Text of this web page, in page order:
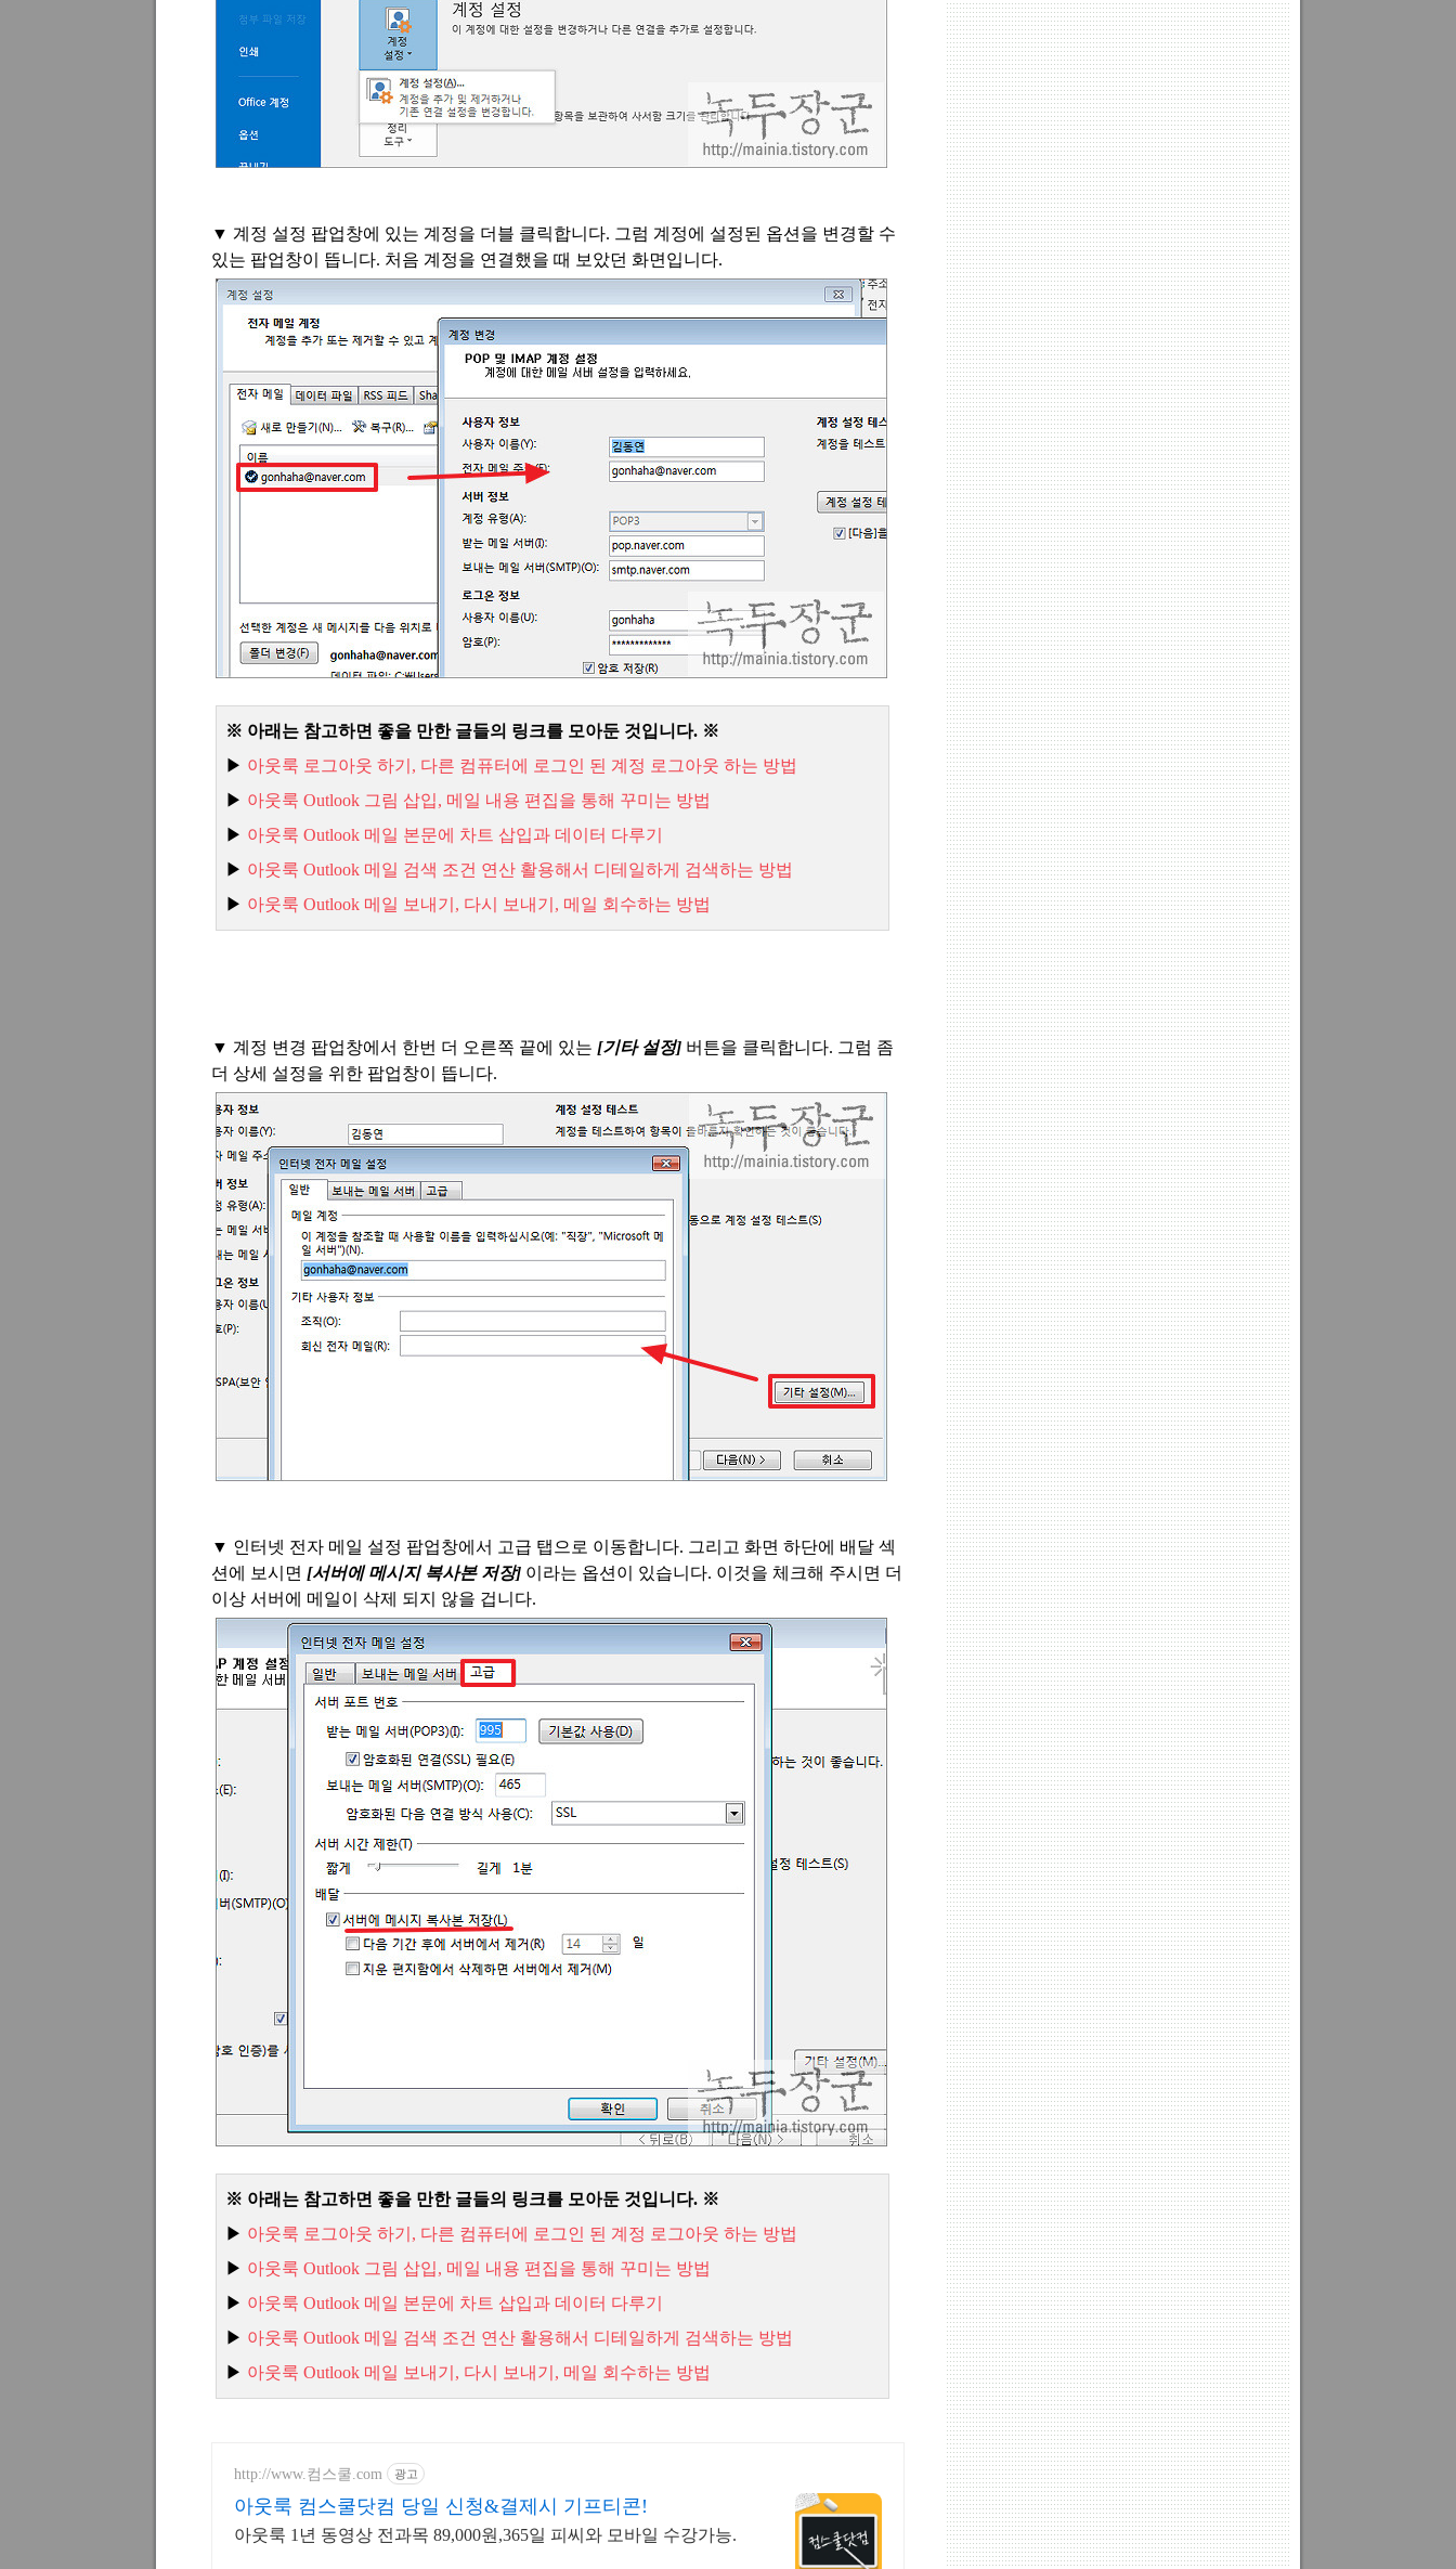
▼ 계정 설정 팝업창에 있는 계정을 더블 클릭합니다. 그럼 계정에 설정된 옵션을 변경할 수
있는 팝업창이 뜹니다. 처음 계정을 연결했을 때 보았던 화면입니다.
※ 아래는 참고하면 좋을 만한 글들의 링크를 모아둔 것입니다. ※
▶ 아웃룩 로그아웃 하기, 다른 컴퓨터에 로그인 된 계정 로그아웃 하는 방법
▶ 아웃룩 Outlook 그림 삽입, 메일 내용 편집을 통해 꾸미는 방법
▶ 아웃룩 Outlook 메일 본문에 차트 삽입과 데이터 다루기
▶ 아웃룩 Outlook 메일 검색 조건 연산 활용해서 디테일하게 검색하는 방법
▶ 아웃룩 Outlook 메일 보내기, 다시 보내기, 메일 회수하는 방법
▼ 계정 변경 팝업창에서 한번 더 오른쪽 끝에 있는 [기타 설정] 버튼을 클릭합니다. 그럼 좀
더 상세 설정을 위한 팝업창이 뜹니다.
▼ 인터넷 전자 메일 설정 팝업창에서 고급 탭으로 이동합니다. 그리고 화면 하단에 배달 섹
션에 보시면 [서버에 메시지 복사본 저장] 이라는 옵션이 있습니다. 이것을 체크해 주시면 더
이상 서버에 메일이 삭제 되지 않을 겁니다.
※ 아래는 참고하면 좋을 만한 글들의 링크를 모아둔 것입니다. ※
▶ 아웃룩 로그아웃 하기, 다른 컴퓨터에 로그인 된 계정 로그아웃 하는 방법
▶ 아웃룩 Outlook 그림 삽입, 메일 내용 편집을 통해 꾸미는 방법
▶ 아웃룩 Outlook 메일 본문에 차트 삽입과 데이터 다루기
▶ 아웃룩 Outlook 메일 검색 조건 연산 활용해서 디테일하게 검색하는 방법
▶ 아웃룩 Outlook 메일 보내기, 다시 보내기, 메일 회수하는 방법
http://www.컴스쿨.com 광고
아웃룩 컴스쿨닷컴 당일 신청&결제시 기프티콘!
아웃룩 1년 동영상 전과목 89,000원,365일 피씨와 모바일 수강가능.